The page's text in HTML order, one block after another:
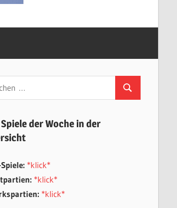
Suchen
der Woche in der
*klick*
*klick*
*klick*